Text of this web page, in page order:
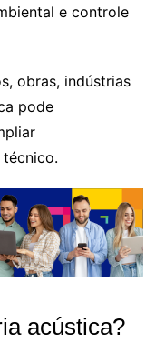
e controle
obras, indústrias
pode
acústica?